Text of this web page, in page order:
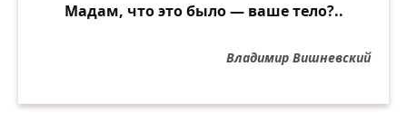
Мадам, что это было — ваше тело?..
Владимир Вишневский